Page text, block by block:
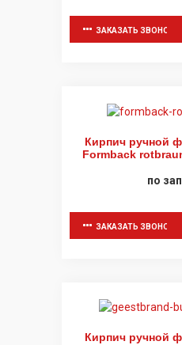
ЗАКАЗАТЬ ЗВОНОК
Кирпич ручной
Formback
по
ЗАКАЗАТЬ ЗВОНОК
Кирпич ручной